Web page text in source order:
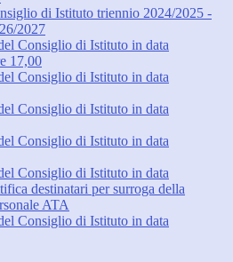
di Istituto triennio 2024/2025 -
2027
Consiglio di Istituto in data
17,00
Consiglio di Istituto in data
Consiglio di Istituto in data
Consiglio di Istituto in data
Consiglio di Istituto in data
destinatari per surroga della
ATA
Consiglio di Istituto in data